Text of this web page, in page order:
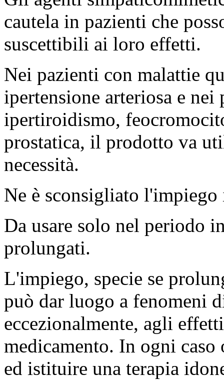
cautela in pazienti che
suscettibili ai loro effetti.
Nei pazienti con malattie
ipertensione arteriosa e
ipertiroidismo,
prostatica, il prodotto va
necessità.
Ne è sconsigliato
Da usare solo nel periodo
prolungati.
L'impiego, specie se
può dar luogo a fenomeni
eccezionalmente, agli
medicamento. In ogni caso
ed istituire una terapia